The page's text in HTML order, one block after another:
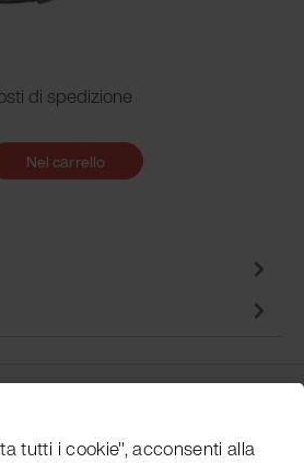
di spedizione
Nel carrello
tutti i cookie", acconsenti alla